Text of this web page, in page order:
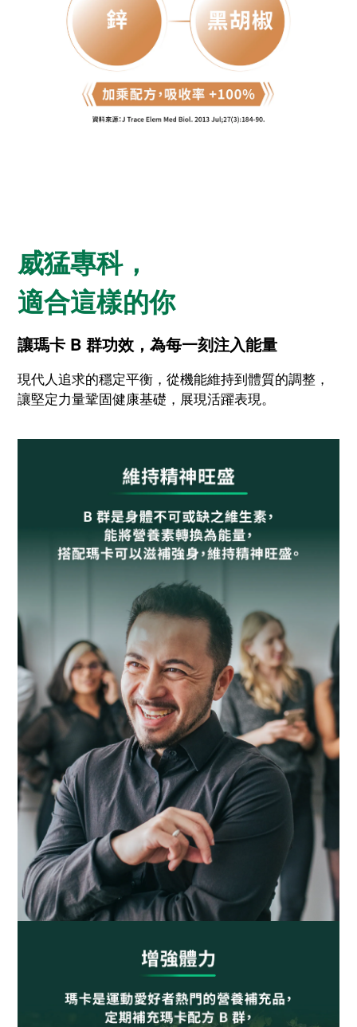
威猛專科，
適合這樣的你
讓瑪卡 B 群功效，為每一刻注入能量
現代人追求的穩定平衡，從機能維持到體質的調整，
讓堅定力量鞏固健康基礎，展現活躍表現。